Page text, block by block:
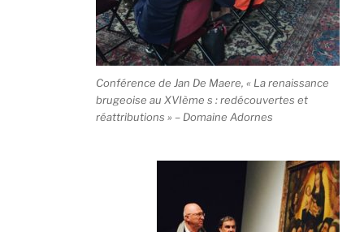
Conférence de Jan De Maere, « La renaissance
brugeoise au XVIème s : redécouvertes et
réattributions » – Domaine Adornes